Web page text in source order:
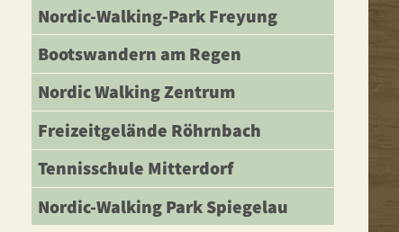
Nordic-Walking-Park Freyung
Bootswandern am Regen
Nordic Walking Zentrum
Freizeitgelände Röhrnbach
Tennisschule Mitterdorf
Nordic-Walking Park Spiegelau